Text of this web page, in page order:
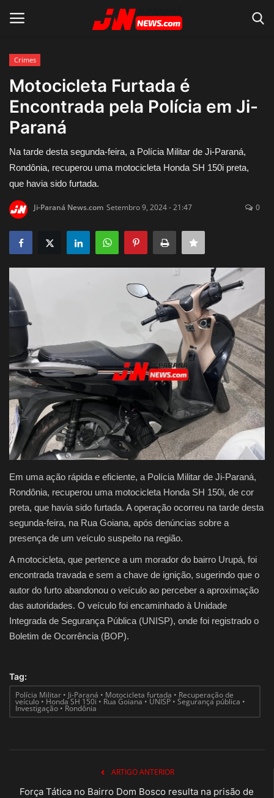
Home
Acidente
Notícias do Mundo
Polícia
Política
Justiça
Brasil
Educação
Galeria
Saúde
Crimes
Motocicleta Furtada é
Encontrada pela Polícia em Ji-
Paraná
Na tarde desta segunda-feira, a Polícia Militar de Ji-Paraná,
Rondônia, recuperou uma motocicleta Honda SH 150i preta,
que havia sido furtada.
Ji-Paraná News.com Setembro 9, 2024 - 21:47 0
Em uma ação rápida e eficiente, a Polícia Militar de Ji-Paraná,
Rondônia, recuperou uma motocicleta Honda SH 150i, de cor
preta, que havia sido furtada. A operação ocorreu na tarde desta
segunda-feira, na Rua Goiana, após denúncias sobre a
presença de um veículo suspeito na região.
A motocicleta, que pertence a um morador do bairro Urupá, foi
encontrada travada e sem a chave de ignição, sugerindo que o
autor do furto abandonou o veículo ao perceber a aproximação
das autoridades. O veículo foi encaminhado à Unidade
Integrada de Segurança Pública (UNISP), onde foi registrado o
Boletim de Ocorrência (BOP).
Tag:
Polícia Militar • Ji-Paraná • Motocicleta furtada • Recuperação de
veículo • Honda SH 150i • Rua Goiana • UNISP • Segurança pública •
Investigação • Rondônia
ARTIGO ANTERIOR
Força Tática no Bairro Dom Bosco resulta na prisão de